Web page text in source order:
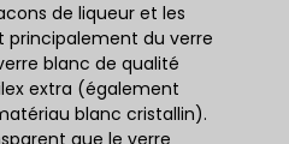
de liqueur et les
principalement du verre
blanc de qualité
extra (également
blanc cristallin).